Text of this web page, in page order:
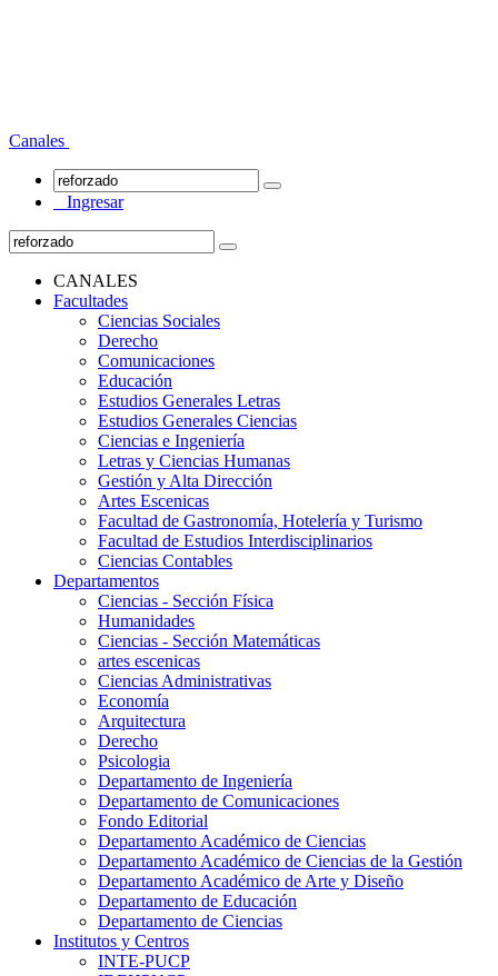
Canales
Ingresar
CANALES
Facultades
Ciencias Sociales
Derecho
Comunicaciones
Educación
Estudios Generales Letras
Estudios Generales Ciencias
Ciencias e Ingeniería
Letras y Ciencias Humanas
Gestión y Alta Dirección
Artes Escenicas
Facultad de Gastronomía, Hotelería y Turismo
Facultad de Estudios Interdisciplinarios
Ciencias Contables
Departamentos
Ciencias - Sección Física
Humanidades
Ciencias - Sección Matemáticas
artes escenicas
Ciencias Administrativas
Economía
Arquitectura
Derecho
Psicologia
Departamento de Ingeniería
Departamento de Comunicaciones
Fondo Editorial
Departamento Académico de Ciencias
Departamento Académico de Ciencias de la Gestión
Departamento Académico de Arte y Diseño
Departamento de Educación
Departamento de Ciencias
Institutos y Centros
INTE-PUCP